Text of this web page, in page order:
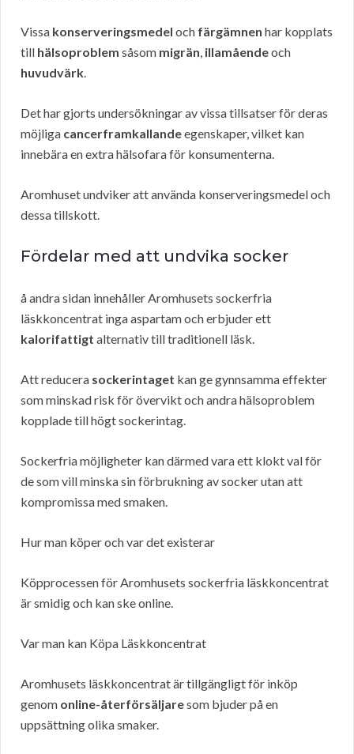
Vissa konserveringsmedel och färgämnen har kopplats
till hälsoproblem såsom migrän, illamåendeoch
huvudvärk.
Det har gjorts undersökningar av vissa tillsatser för deras
möjliga cancerframkallandeegenskaper, vilket kan
innebära en extra hälsofara för konsumenterna.
Aromhuset undviker att använda konserveringsmedel och
dessa tillskott.
Fördelar med att undvika socker
å andra sidan innehåller Aromhusets sockerfria
läskkoncentrat inga aspartam och erbjuder ett
kalorifattigt alternativ till traditionell läsk.
Att reducera sockerintaget kan ge gynnsamma effekter
som minskad risk för övervikt och andra hälsoproblem
kopplade till högt sockerintag.
Sockerfria möjligheter kan därmed vara ett klokt val för
de som vill minska sin förbrukning av socker utan att
kompromissa med smaken.
Hur man köper och var det existerar
Köpprocessen för Aromhusets sockerfria läskkoncentrat
är smidig och kan ske online.
Var man kan Köpa Läskkoncentrat
Aromhusets läskkoncentrat är tillgängligt för inköp
genom online-återförsäljaresom bjuder på en
uppsättning olika smaker.